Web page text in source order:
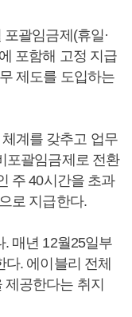
괄임금제(휴일·
포함해 고정 지급
제도를 도입하는
계를 갖추고 업무
포괄임금제로 전환
주 40시간을 초과
로 지급한다.
매년 12월25일부
. 에이블리 전체
공한다는 취지